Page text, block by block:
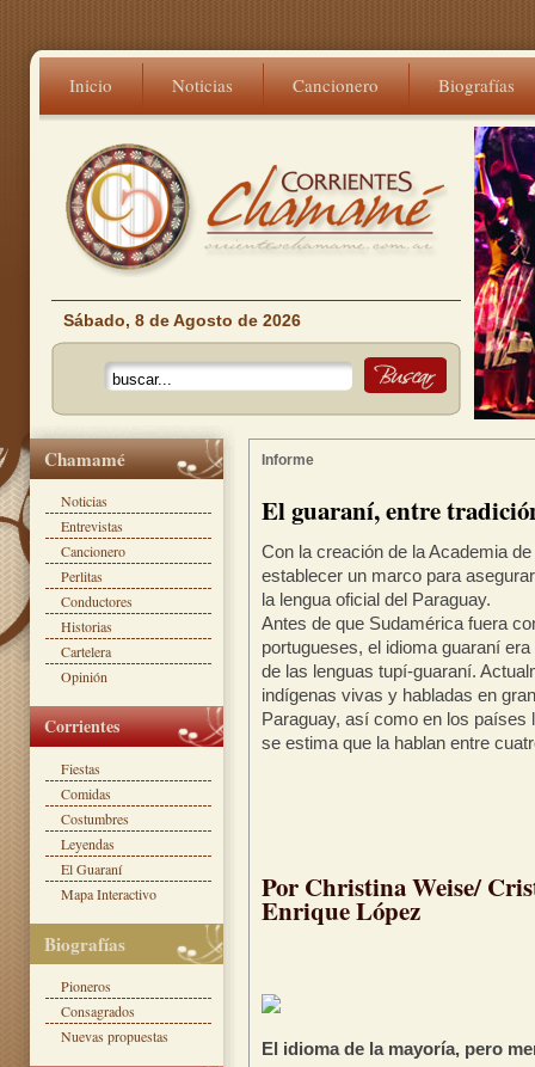
Inicio Noticias Cancionero Biografías
Sábado, 8 de Agosto de 2026
Informe
El guaraní, entre
Con la creación de la Academia
establecer un marco para
la lengua oficial del Paraguay.
Antes de que Sudamérica fuera
portugueses, el idioma guaraní
de las lenguas tupí-guaraní.
indígenas vivas y habladas en
Paraguay, así como en los países
se estima que la hablan entre
Por Christina Weise/
Enrique López
El idioma de la mayoría, pero
Chamamé
Noticias
Entrevistas
Cancionero
Perlitas
Conductores
Historias
Cartelera
Opinión
Corrientes
Fiestas
Comidas
Costumbres
Leyendas
El Guaraní
Mapa Interactivo
Biografías
Pioneros
Consagrados
Nuevas propuestas